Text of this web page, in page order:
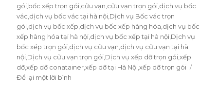
ngày
gói,bốc xếp trọn gói,cửu vạn,cửu vạn trọn gói,dịch vụ bốc
vác,dịch vụ bốc vác tại hà nội,Dịch vụ Bốc vác trọn
gói,dịch vụ bốc xếp,dịch vụ bốc xếp hàng hóa,dịch vụ bốc
xếp hàng hóa tại hà nội,dịch vụ bốc xếp tại hà nội,Dịch vụ
bốc xếp trọn gói,dịch vụ cửu vạn,dịch vụ cửu vạn tại hà
nội,Dịch vụ cửu vạn trọn gói,Dịch vụ xếp dỡ trọn gói,xếp
dỡ,xếp dỡ conatainer,xếp dỡ tại Hà Nội,xếp dỡ trọn gói
Để lại một lời bình